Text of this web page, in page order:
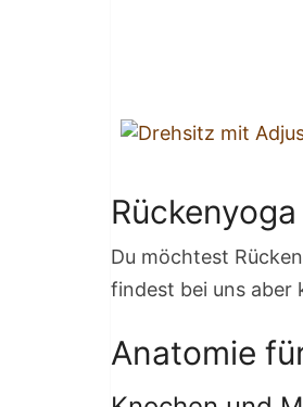
Du möchtest
findest bei uns aber
Anatomie